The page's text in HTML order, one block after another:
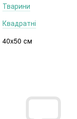
Тварини
Квадратні
40x50 см